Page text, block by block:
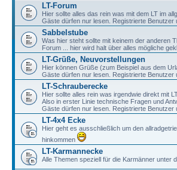
LT-Forum
Hier sollte alles das rein was mit dem LT im
Gäste dürfen nur lesen. Registrierte Benutzer
Sabbelstube
Was hier steht sollte mit keinem der anderen
Forum ... hier wird halt über alles mögliche
LT-Grüße, Neuvorstellungen
Hier können Grüße (zum Beispiel aus dem
Gäste dürfen nur lesen. Registrierte Benutzer
LT-Schrauberecke
Hier sollte alles rein was irgendwie direkt mit
Also in erster Linie technische Fragen und
Gäste dürfen nur lesen. Registrierte Benutzer
LT-4x4 Ecke
Hier geht es ausschließlich um den
hinkommen
LT-Karmannecke
Alle Themen speziell für die Karmänner unter